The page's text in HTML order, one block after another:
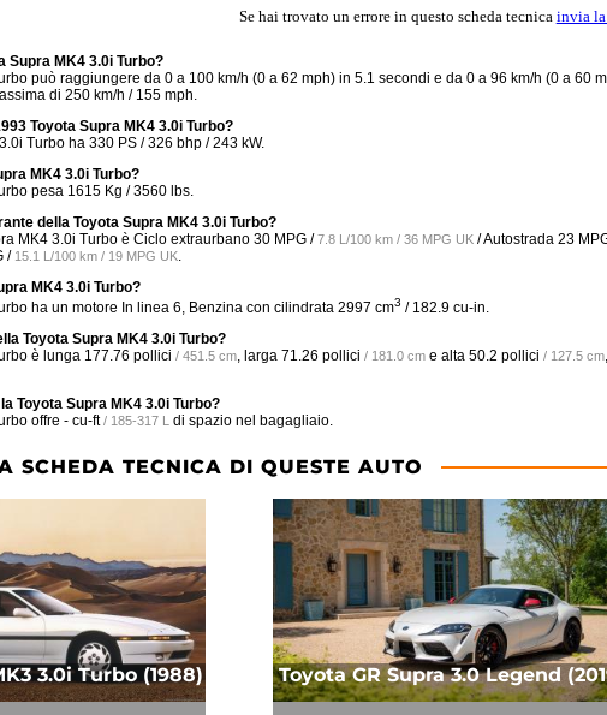
Se hai trovato un errore in questo scheda tecnica invia la
Supra MK4 3.0i Turbo?
può raggiungere da 0 a 100 km/h (0 a 62 mph) in 5.1 secondi e da 0 a 96 km/h (0 a 60
di 250 km/h / 155 mph.
Toyota Supra MK4 3.0i Turbo?
Turbo ha 330 PS / 326 bhp / 243 kW.
MK4 3.0i Turbo?
pesa 1615 Kg / 3560 lbs.
della Toyota Supra MK4 3.0i Turbo?
MK4 3.0i Turbo è Ciclo extraurbano 30 MPG /7.8 L/100 km / 36 MPG UK / Autostrada 23
/ 15.1 L/100 km / 19 MPG UK.
MK4 3.0i Turbo?
ha un motore In linea 6, Benzina con cilindrata 2997 cm3 / 182.9 cu-in.
Toyota Supra MK4 3.0i Turbo?
è lunga 177.76 pollici / 451.5 cm, larga 71.26 pollici / 181.0 cm e alta 50.2 pollici / 127.5 cm
Toyota Supra MK4 3.0i Turbo?
offre - cu-ft / 185-317 L di spazio nel bagagliaio.
SCHEDA TECNICA DI QUESTE AUTO
3.0i Turbo (1988) Toyota GR Supra 3.0 Legend